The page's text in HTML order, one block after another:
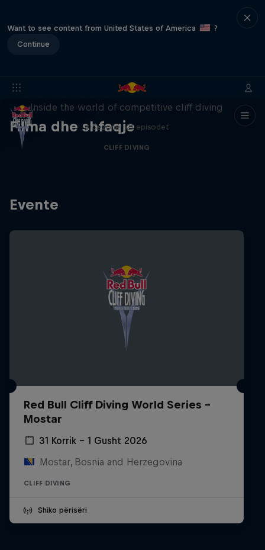
Want to see content from United States of America
?
Continue
Filma dhe shfaqje
More than a Dive
Inside the world of competitive cliff diving
4 Sezone · 21 episodet
CLIFF DIVING
Evente
Red Bull Cliff Diving World Series -
Mostar
31 Korrik – 1 Gusht 2026
Mostar, Bosnia and Herzegovina
CLIFF DIVING
Shiko përisëri